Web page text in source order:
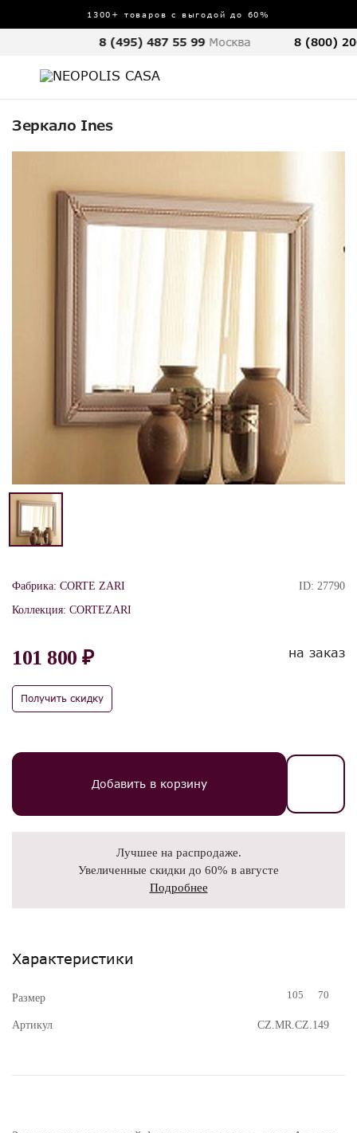
1300+ товаров с выгодой до 60%
8 (495) 487 55 99 Москва 8 (800)
Зеркало Ines
Фабрика: CORTE ZARI
Коллекция: CORTEZARI
ID: 27790
101 800 ₽
Получить скидку
на заказ
Добавить в корзину
Лучшее на распродаже.
Увеличенные скидки до 60% в августе
Подробнее
Характеристики
Размер 105 70
Артикул CZ.MR.CZ.149